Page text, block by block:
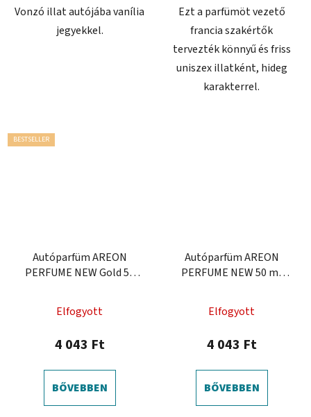
csillag.
Vonzó illat autójába vanília
jegyekkel.
Ezt a parfümöt vezető
francia szakértők
tervezték könnyű és friss
uniszex illatként, hideg
karakterrel.
BESTSELLER
Autóparfüm AREON
PERFUME NEW Gold 50
termék
átlagos
5-
ből
Elfogyott
4 043 Ft
BŐVEBBEN
Autóparfüm AREON
PERFUME NEW 50 ml
Elfogyott
4 043 Ft
BŐVEBBEN